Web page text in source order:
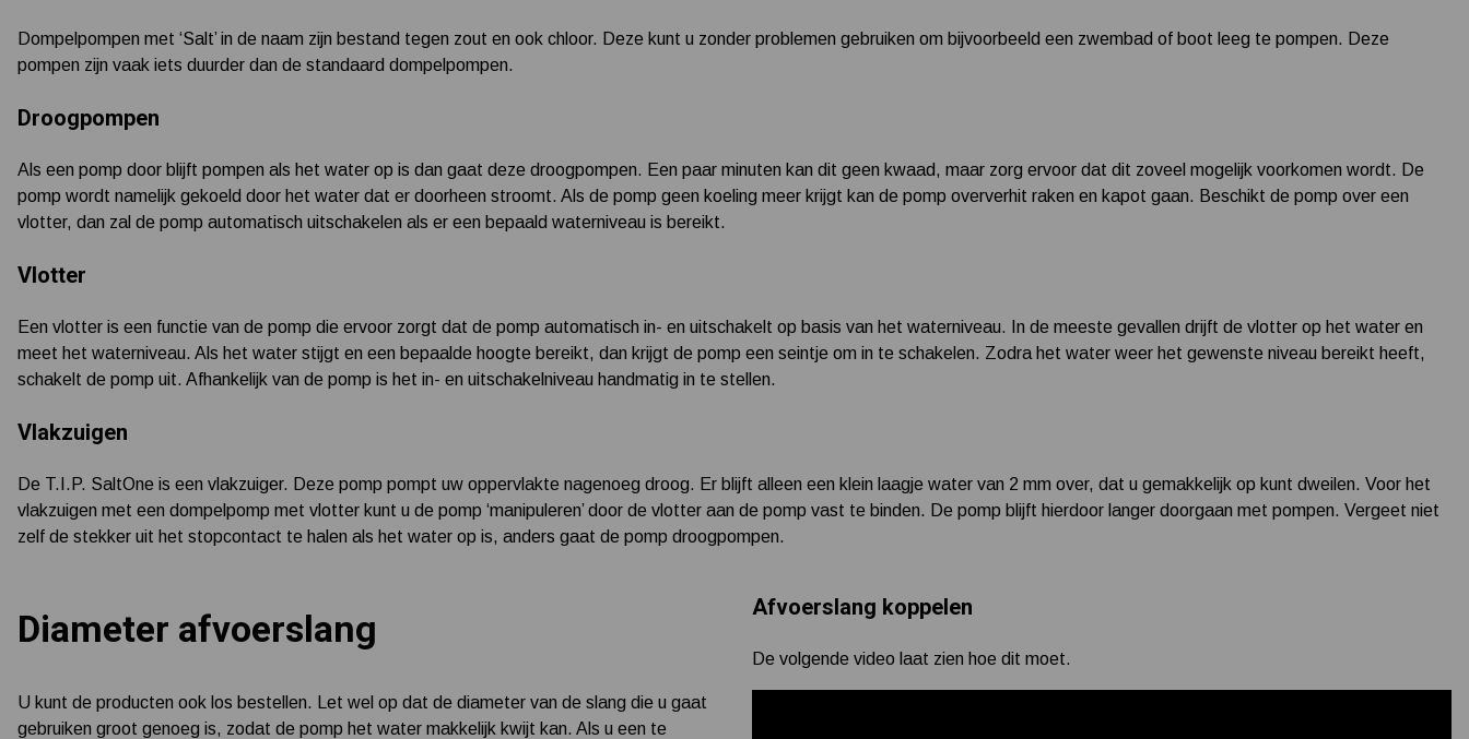
Dompelpompen met ‘Salt’ in de naam zijn bestand tegen zout en ook chloor. Deze kunt u zonder problemen gebruiken om bijvoorbeeld een zwembad of boot leeg te pompen. Deze
pompen zijn vaak iets duurder dan de standaard dompelpompen.
Droogpompen
Als een pomp door blijft pompen als het water op is dan gaat deze droogpompen. Een paar minuten kan dit geen kwaad, maar zorg ervoor dat dit zoveel mogelijk voorkomen wordt. De
pomp wordt namelijk gekoeld door het water dat er doorheen stroomt. Als de pomp geen koeling meer krijgt kan de pomp oververhit raken en kapot gaan. Beschikt de pomp over een
vlotter, dan zal de pomp automatisch uitschakelen als er een bepaald waterniveau is bereikt.
Vlotter
Een vlotter is een functie van de pomp die ervoor zorgt dat de pomp automatisch in- en uitschakelt op basis van het waterniveau. In de meeste gevallen drijft de vlotter op het water en
meet het waterniveau. Als het water stijgt en een bepaalde hoogte bereikt, dan krijgt de pomp een seintje om in te schakelen. Zodra het water weer het gewenste niveau bereikt heeft,
schakelt de pomp uit. Afhankelijk van de pomp is het in- en uitschakelniveau handmatig in te stellen.
Vlakzuigen
De T.I.P. SaltOne is een vlakzuiger. Deze pomp pompt uw oppervlakte nagenoeg droog. Er blijft alleen een klein laagje water van 2 mm over, dat u gemakkelijk op kunt dweilen. Voor het
vlakzuigen met een dompelpomp met vlotter kunt u de pomp ‘manipuleren’ door de vlotter aan de pomp vast te binden. De pomp blijft hierdoor langer doorgaan met pompen. Vergeet niet
zelf de stekker uit het stopcontact te halen als het water op is, anders gaat de pomp droogpompen.
Diameter afvoerslang
U kunt de producten ook los bestellen. Let wel op dat de diameter van de slang die u gaat
gebruiken groot genoeg is, zodat de pomp het water makkelijk kwijt kan. Als u een te
Afvoerslang koppelen
De volgende video laat zien hoe dit moet.